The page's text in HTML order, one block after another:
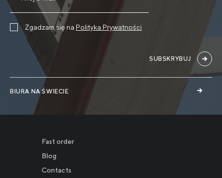
BIURA NA ŚWIECIE
Zgadzam się na Polityka Prywatności
SUBSKRYBUJ
Fast order
Blog
Contacts